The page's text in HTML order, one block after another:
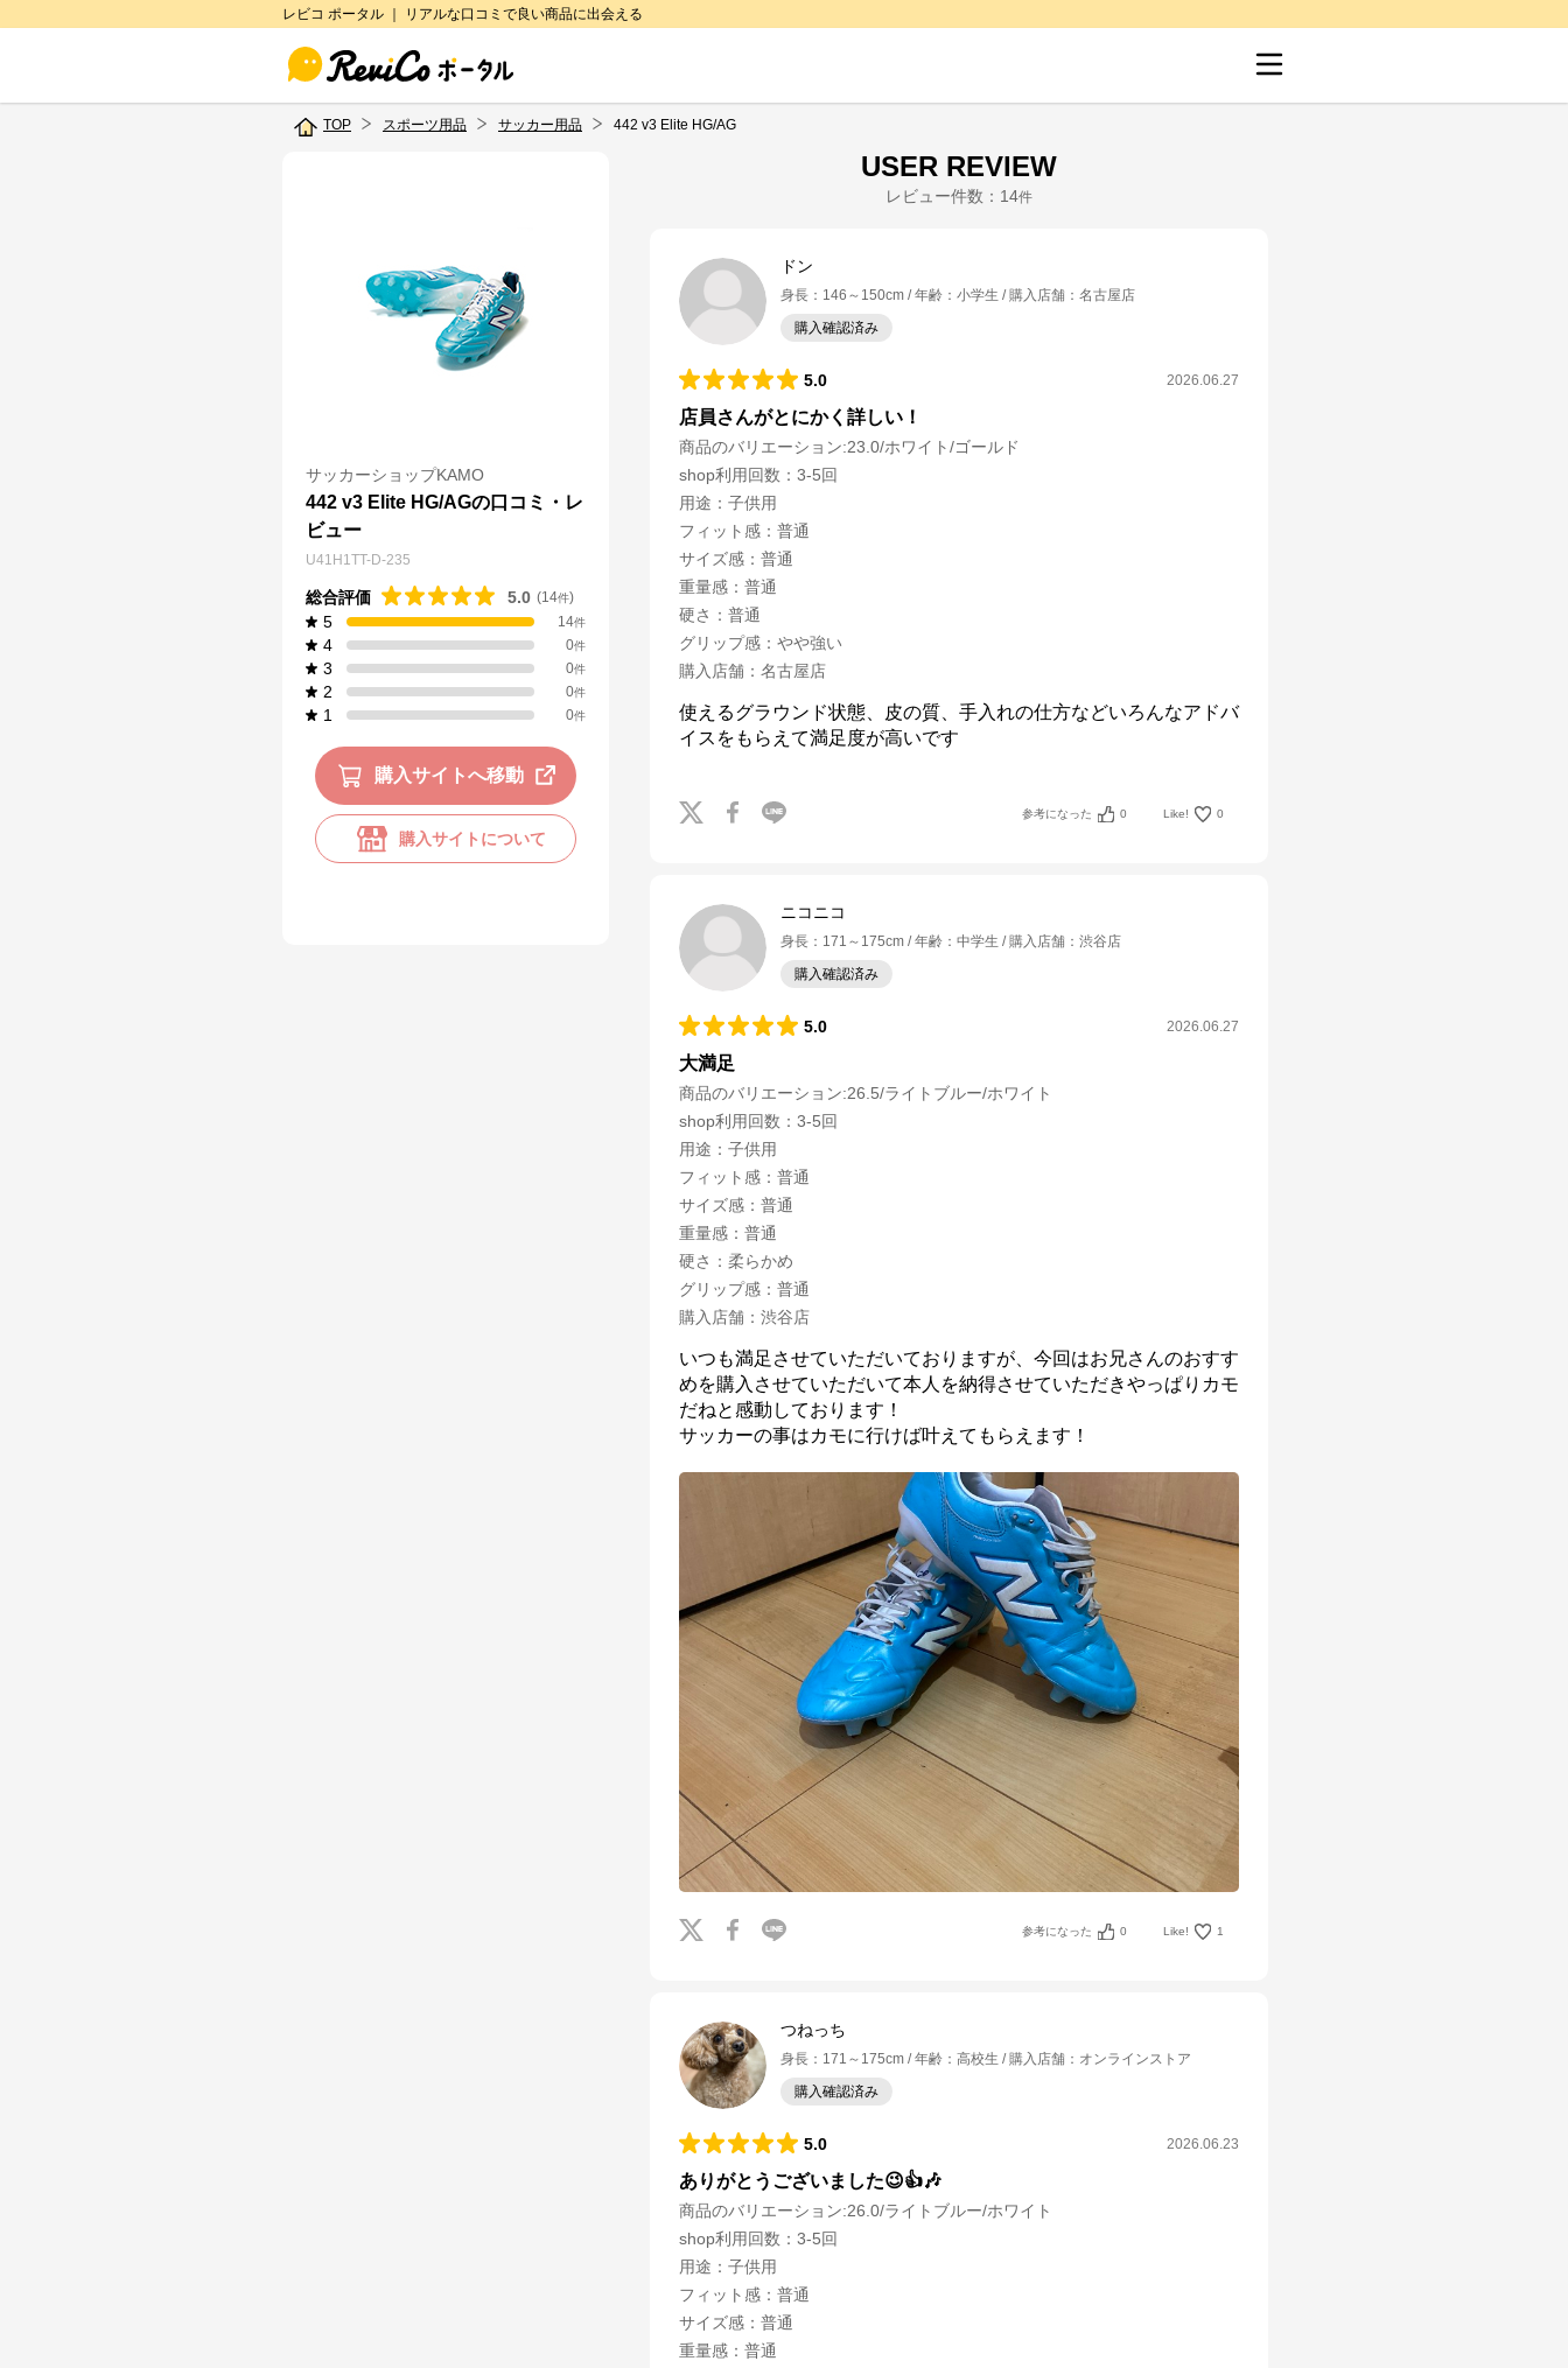
レビコ ポータル ｜ リアルな口コミで良い商品に出会える
TOP スポーツ用品 サッカー用品 442 v3 Elite HG/AG
サッカーショップKAMO
442 v3 Elite HG/AGの口コミ・レ
ビュー
U41H1TT-D-235
総合評価 5.0 (14件)
5 14件
4 0件
3 0件
2 0件
1 0件
購入サイトへ移動
購入サイトについて
USER REVIEW
レビュー件数： 14件
ドン
身長 ： 146～150cm 年齢 ： 小学生 購入店舗 ： 名古屋店
購入確認済み
5.0 2026.06.27
店員さんがとにかく詳しい！
商品のバリエーション:23.0/ホワイト/ゴールド
shop利用回数 ： 3-5回
用途 ： 子供用
フィット感 ： 普通
サイズ感 ： 普通
重量感 ： 普通
硬さ ： 普通
グリップ感 ： やや強い
購入店舗 ： 名古屋店
使えるグラウンド状態、皮の質、手入れの仕方などいろんなアドバ
イスをもらえて満足度が高いです
参考になった 0 Like! 0
ニコニコ
身長 ： 171～175cm 年齢 ： 中学生 購入店舗 ： 渋谷店
購入確認済み
5.0 2026.06.27
大満足
商品のバリエーション:26.5/ライトブルー/ホワイト
shop利用回数 ： 3-5回
用途 ： 子供用
フィット感 ： 普通
サイズ感 ： 普通
重量感 ： 普通
硬さ ： 柔らかめ
グリップ感 ： 普通
購入店舗 ： 渋谷店
いつも満足させていただいておりますが、今回はお兄さんのおすす
めを購入させていただいて本人を納得させていただきやっぱりカモ
だねと感動しております！
サッカーの事はカモに行けば叶えてもらえます！
参考になった 0 Like! 1
つねっち
身長 ： 171～175cm 年齢 ： 高校生 購入店舗 ： オンラインストア
購入確認済み
5.0 2026.06.23
ありがとうございました😉👍️🎶
商品のバリエーション:26.0/ライトブルー/ホワイト
shop利用回数 ： 3-5回
用途 ： 子供用
フィット感 ： 普通
サイズ感 ： 普通
重量感 ： 普通